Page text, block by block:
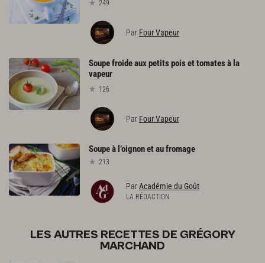
249
Par Four Vapeur
Soupe froide aux petits pois et tomates à la
vapeur
126
Par Four Vapeur
Soupeà l’oignonetaufromage
213
ParAcadémie du Goût
LA RÉDACTION
LES AUTRES RECETTES DE GRÉGORY
MARCHAND